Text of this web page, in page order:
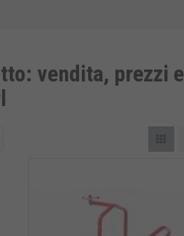
vendita, prezzi e